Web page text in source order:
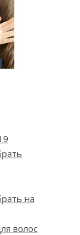
на
волос